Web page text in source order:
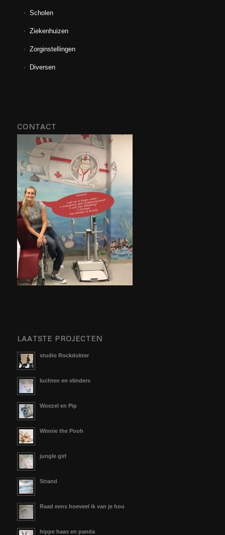
Scholen
Ziekenhuizen
Zorginstellingen
Diversen
CONTACT
LAATSTE PROJECTEN
studio Rockdokter
luchten en vlinders
Woezel en Pip
Winnie the Pooh
jungle girl
Strand
Raad eens hoeveel ik van je hou
hippe haas en panda